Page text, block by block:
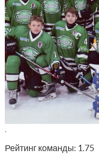
`
Рейтинг команды: 1.75